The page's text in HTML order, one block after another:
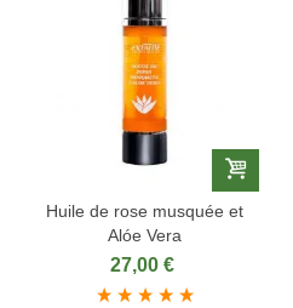
Huile de rose musquée et
Alóe Vera
27,00 €